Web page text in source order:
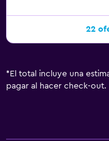
22
* El total incluye una
pagar al hacer check-out.